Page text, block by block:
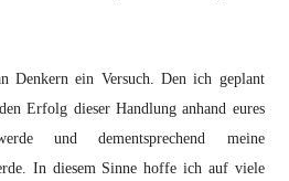
Denkern ein Versuch. Den ich geplant
Erfolg dieser Handlung anhand eures
und dementsprechend meine
In diesem Sinne hoffe ich auf viele